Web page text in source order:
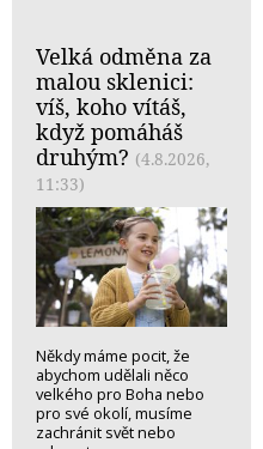
Velká odměna za
malou sklenici:
víš, koho vítáš,
když pomáháš
druhým? (4.8.2026,
11:33)
Někdy máme pocit, že
abychom udělali něco
velkého pro Boha nebo
pro své okolí, musíme
zachránit svět nebo